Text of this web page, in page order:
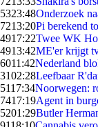
5323:48Onderzoek
7213:20Pi berekend
4917:22Twee WK
4913:42ME'er krijgt
6011:42Nederland
3102:28Leefbaar
5117:34Noorwegen:
7417:19Agent in
5201:29Butler